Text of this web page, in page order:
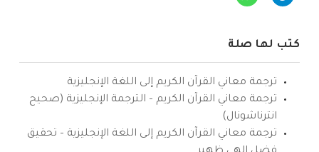
كتب لها صلة
ترجمة معاني القرآن الكريم إلى اللغة الإنجليزية
ترجمة معاني القرآن الكريم – الترجمة الإنجليزية (صحيح
انترناشونال)
ترجمة معاني القرآن الكريم إلى اللغة الإنجليزية – تحقيق